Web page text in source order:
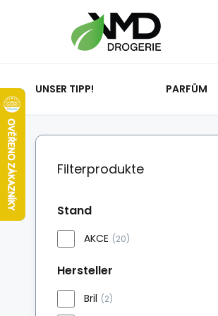
UNSER TIPP! PARFÜM
Filterprodukte
Stand
AKCE (20)
Hersteller
Bril (2)